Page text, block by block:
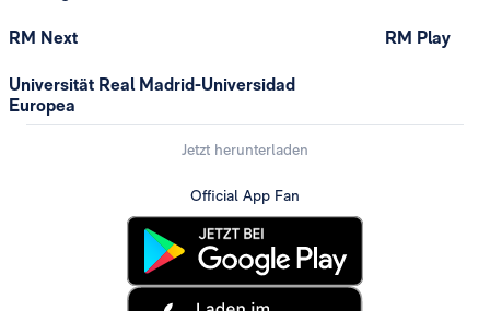
RM Next
Universität Real Madrid-Universidad
Europea
RM Play
Jetzt herunterladen
Official App Fan